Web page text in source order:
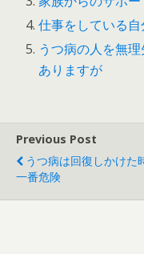
仕事をしている
うつ病の人を無
ありますが
Previous Post
うつ病は回復しかけた
一番危険